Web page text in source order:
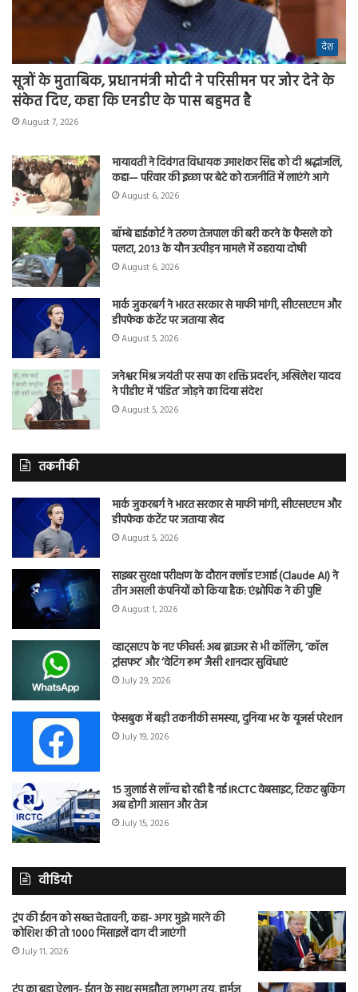
देश
सूत्रों के मुताबिक, प्रधानमंत्री मोदी ने परिसीमन पर जोर देने के
संकेत दिए, कहा कि एनडीए के पास बहुमत है
August 7, 2026
मायावती ने दिवंगत विधायक उमाशंकर सिंह को दी श्रद्धांजलि,
कहा— परिवार की इच्छा पर बेटे को राजनीति में लाएंगे आगे
August 6, 2026
बॉम्बे हाईकोर्ट ने तरुण तेजपाल की बरी करने के फैसले को
पलटा, 2013 के यौन उत्पीड़न मामले में ठहराया दोषी
August 6, 2026
मार्क जुकरबर्ग ने भारत सरकार से माफी मांगी, सीएसएएम और
डीपफेक कंटेंट पर जताया खेद
August 5, 2026
जनेश्वर मिश्र जयंती पर सपा का शक्ति प्रदर्शन, अखिलेश यादव
ने पीडीए में ‘पंडित’ जोड़ने का दिया संदेश
August 5, 2026
तकनीकी
मार्क जुकरबर्ग ने भारत सरकार से माफी मांगी, सीएसएएम और
डीपफेक कंटेंट पर जताया खेद
August 5, 2026
साइबर सुरक्षा परीक्षण के दौरान क्लॉड एआई (Claude AI) ने
तीन असली कंपनियों को किया हैक: एंथ्रोपिक ने की पुष्टि
August 1, 2026
व्हाट्सएप के नए फीचर्स: अब ब्राउजर से भी कॉलिंग, ‘कॉल
ट्रांसफर’ और ‘वेटिंग रूम’ जैसी शानदार सुविधाएं
July 29, 2026
फेसबुक में बड़ी तकनीकी समस्या, दुनिया भर के यूजर्स परेशान
July 19, 2026
15 जुलाई से लॉन्च हो रही है नई IRCTC वेबसाइट, टिकट बुकिंग
अब होगी आसान और तेज
July 15, 2026
वीडियो
ट्रंप की ईरान को सख्त चेतावनी, कहा- अगर मुझे मारने की
कोशिश की तो 1000 मिसाइलें दाग दी जाएंगी
July 11, 2026